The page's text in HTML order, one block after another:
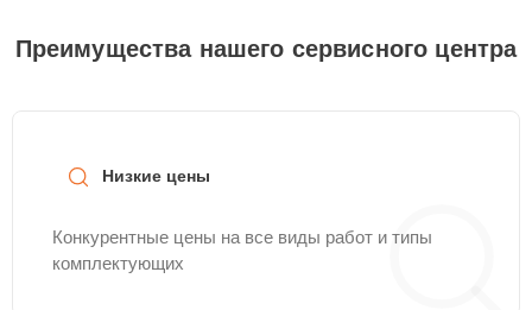
Преимущества нашего сервисного центра
Низкие цены
Конкурентные цены на все виды работ и типы
комплектующих